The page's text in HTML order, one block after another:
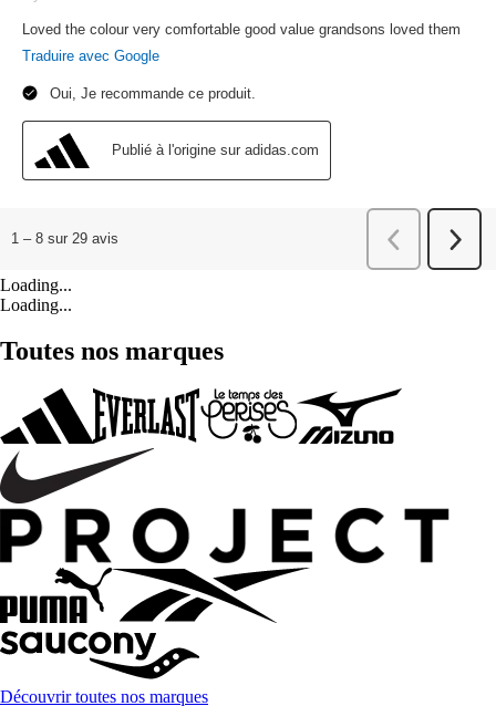
Loading...
Loading...
Toutes nos marques
Découvrir toutes nos marques